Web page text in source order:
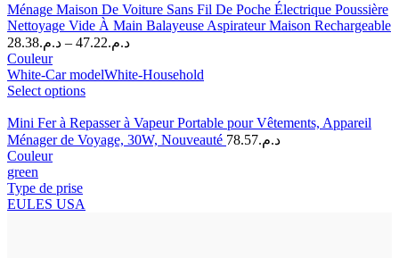
Ménage Maison De Voiture Sans Fil De Poche Électrique Poussière
Nettoyage Vide À Main Balayeuse Aspirateur Maison Rechargeable
د.م.28.38 – د.م.47.22
Couleur
White-Car modelWhite-Household
Select options
Mini Fer à Repasser à Vapeur Portable pour Vêtements, Appareil
Ménager de Voyage, 30W, Nouveauté
د.م.78.57
Couleur
green
Type de prise
EULES USA